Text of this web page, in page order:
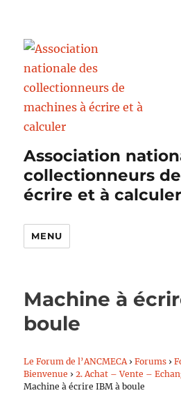
Association
collectionneurs
écrire et à calculer
MENU
Machine à
boule
Le Forum de l’ANCMECA › Forums ›
Bienvenue › 2. Achat – Vente –
Machine à écrire IBM à boule